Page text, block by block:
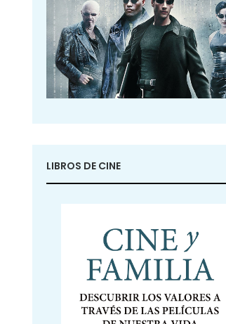
LIBROS DE CINE